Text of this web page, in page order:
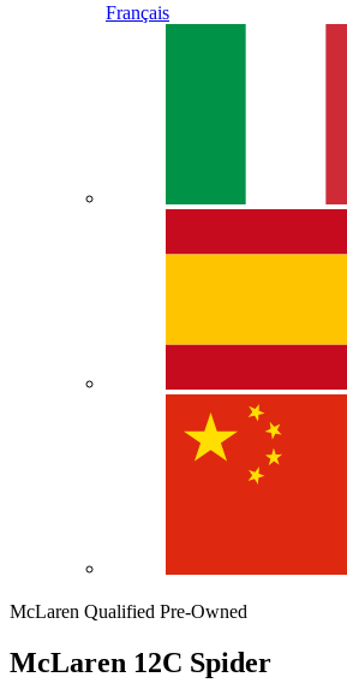
Français
McLaren Qualified Pre-Owned
McLaren 12C Spider